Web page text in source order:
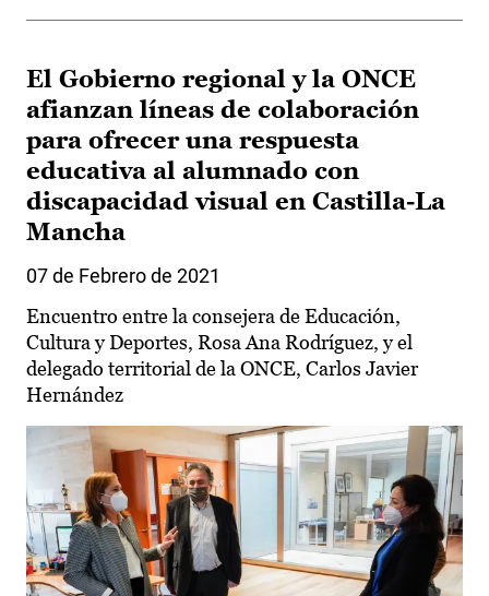
El Gobierno regional y la ONCE
afianzan líneas de colaboración
para ofrecer una respuesta
educativa al alumnado con
discapacidad visual en Castilla-La
Mancha
07 de Febrero de 2021
Encuentro entre la consejera de Educación,
Cultura y Deportes, Rosa Ana Rodríguez, y el
delegado territorial de la ONCE, Carlos Javier
Hernández